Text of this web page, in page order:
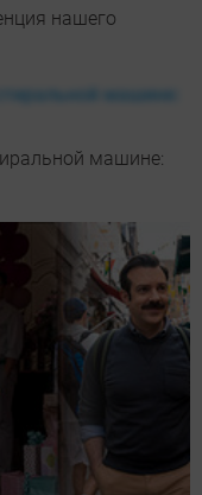
нашего
машине: